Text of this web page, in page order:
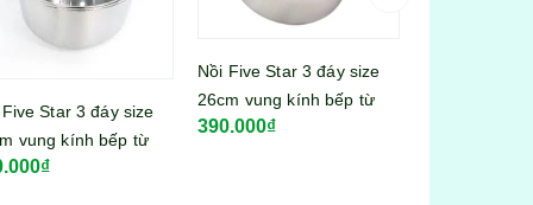
vung kính bếp từ
Thùng rác bật Flowers